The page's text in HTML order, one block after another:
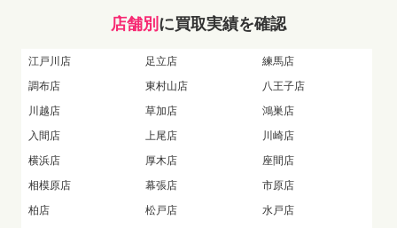
店舗別 に買取実績を確認
江戸川店 足立店
練馬店
調布店
東村山店
八王子店
川越店
草加店
鴻巣店
入間店
上尾店
川崎店
横浜店
厚木店
座間店
相模原店
幕張店
市原店
柏店
松戸店
水戸店